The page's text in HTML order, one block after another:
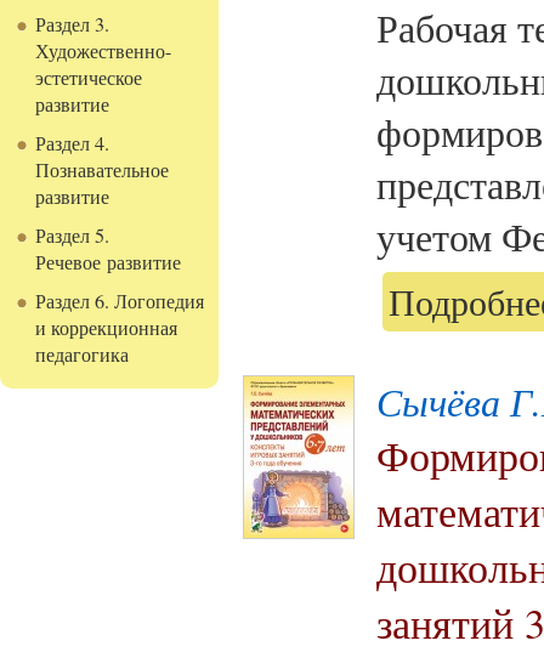
Раздел 3.
Художественно-
эстетическое
развитие
Раздел 4.
Познавательное
развитие
Раздел 5.
Речевое развитие
Раздел 6. Логопедия
и коррекционная
педагогика
Рабочая
учетом
Сычёва
занятий